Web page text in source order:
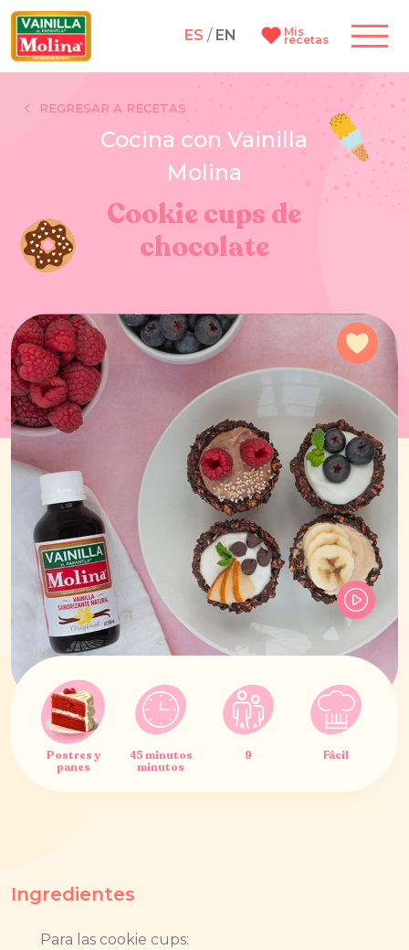
ES / EN Mis
recetas
REGRESAR A RECETAS
Cocina con Vainilla
Molina
Cookie cups de
chocolate
Postres y
panes
45 minutos
minutos
9 Fácil
Ingredientes
Para las cookie cups: